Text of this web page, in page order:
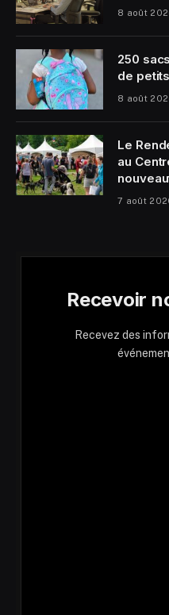
8 août
250
de
8 août
Le
au
7 août
Recevoir
Recevez des